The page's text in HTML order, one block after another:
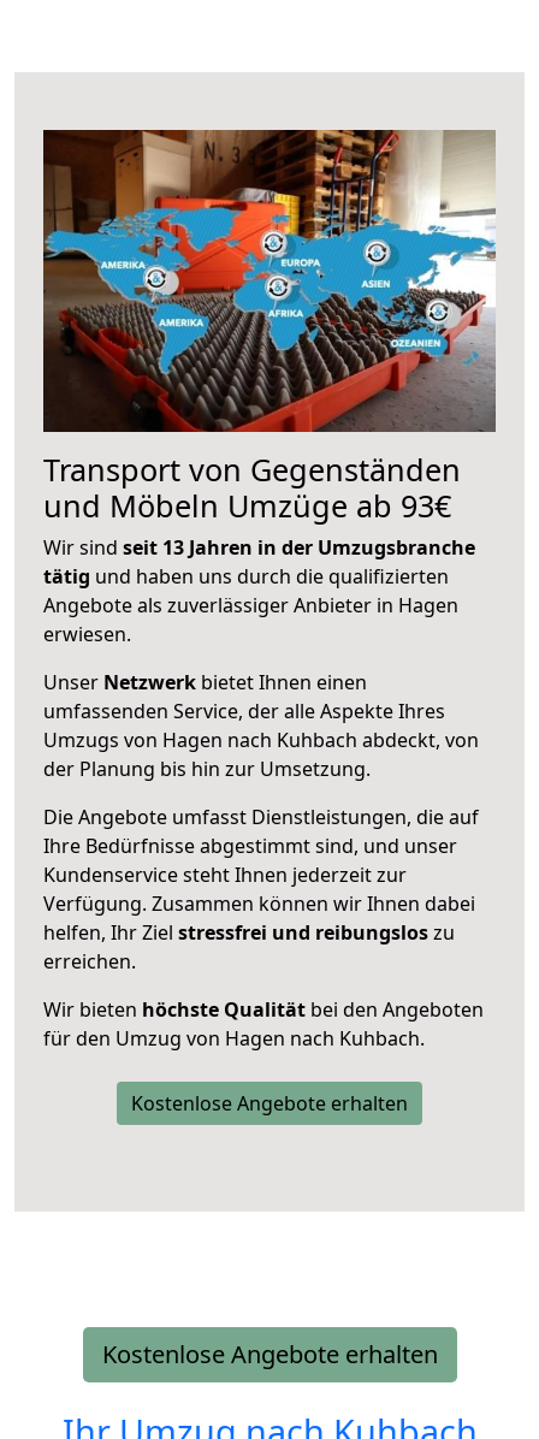
Transport von Gegenständen
und Möbeln Umzüge ab 93€
Wir sind seit 13 Jahren in der Umzugsbranche
tätig und haben uns durch die qualifizierten
Angebote als zuverlässiger Anbieter in Hagen
erwiesen.
Unser Netzwerk bietet Ihnen einen
umfassenden Service, der alle Aspekte Ihres
Umzugs von Hagen nach Kuhbach abdeckt, von
der Planung bis hin zur Umsetzung.
Die Angebote umfasst Dienstleistungen, die auf
Ihre Bedürfnisse abgestimmt sind, und unser
Kundenservice steht Ihnen jederzeit zur
Verfügung. Zusammen können wir Ihnen dabei
helfen, Ihr Ziel stressfrei und reibungsloszu
erreichen.
Wir bieten höchste Qualität bei den Angeboten
für den Umzug von Hagen nach Kuhbach.
Kostenlose Angebote erhalten
Kostenlose Angebote erhalten